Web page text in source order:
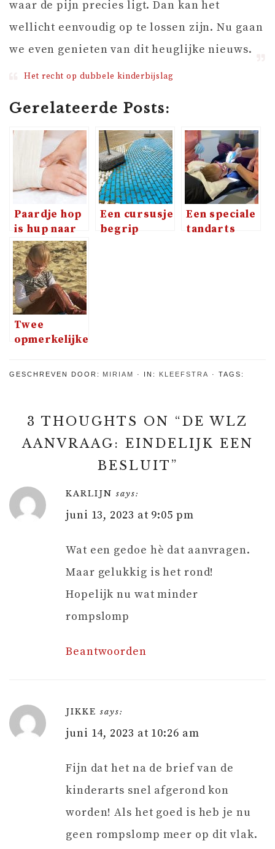
waar de pijn precies ligt. Dan kan het
wellicht eenvoudig op te lossen zijn. Nu gaan
we even genieten van dit heuglijke nieuws.
Het recht op dubbele kinderbijslag
Gerelateerde Posts:
Paardje hop
is hup naar
de eerste
hulp
Een cursusje
begrip
Een speciale
tandarts
Twee
opmerkelijke
reacties na
GESCHREVEN DOOR: MIRIAM IN: KLEEFSTRA TAGS:
3 THOUGHTS ON “DE WLZ
AANVRAAG: EINDELIJK EEN
BESLUIT ”
KARLIJN says:
juni 13, 2023 at 9:05 pm
Wat een gedoe hè dat aanvragen.
Maar gelukkig is het rond!
Hopelijk nu wat minder
rompslomp
Beantwoorden
JIKKE says:
juni 14, 2023 at 10:26 am
Fijn dat het na de brief van de
kinderarts snel afgerond kon
worden! Als het goed is heb je nu
geen rompslomp meer op dit vlak.